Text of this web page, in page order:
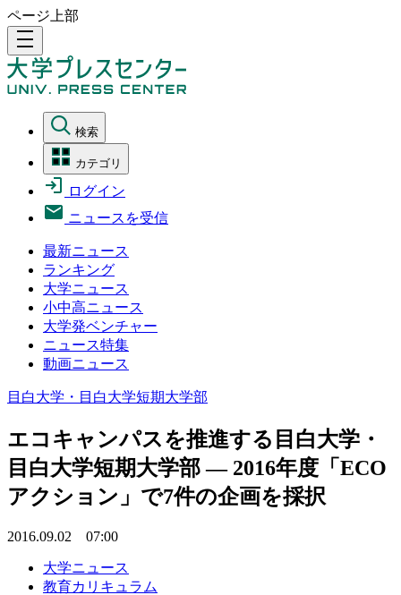
ページ上部
density_medium
検索
カテゴリ
ログイン
ニュースを受信
最新ニュース
ランキング
大学ニュース
小中高ニュース
大学発ベンチャー
ニュース特集
動画ニュース
目白大学・目白大学短期大学部
エコキャンパスを推進する目白大学・
目白大学短期大学部 — 2016年度「ECO
アクション」で7件の企画を採択
2016.09.02 07:00
大学ニュース
教育カリキュラム